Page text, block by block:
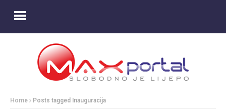
Home Posts tagged Inauguracija